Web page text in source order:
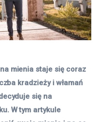
mienia staje się coraz
kradzieży i włamań
się na
W tym artykule